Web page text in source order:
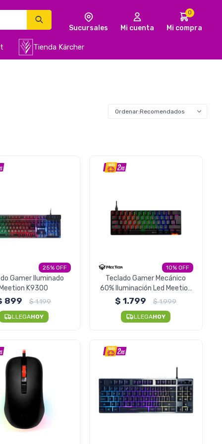
Tienda Kärcher
0
Recomendados
25
Gamer Iluminado
K9300
899 $1.199
LLEGAHOY
10
Teclado Gamer Mecánico
60% Iluminación Led Meetion
Mk005
$ 1.799 $1.999
LLEGAHOY